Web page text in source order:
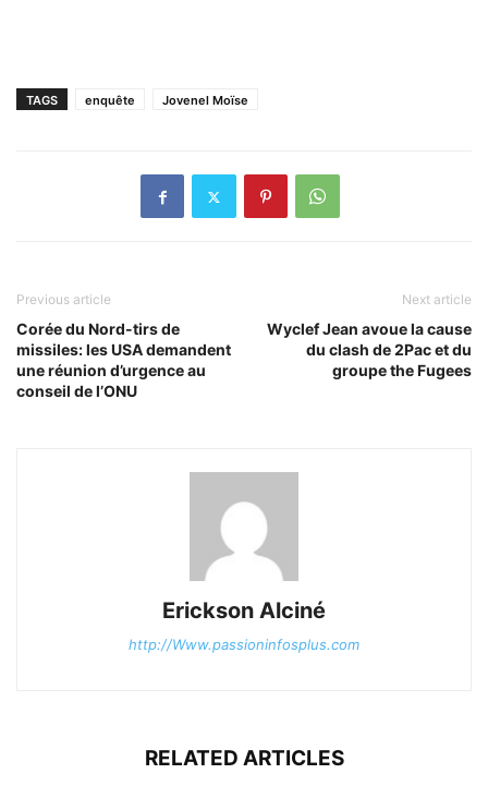
TAGS enquête Jovenel Moïse
Previous article
Corée du Nord-tirs de
missiles: les USA demandent
une réunion d’urgence au
conseil de l’ONU
Next article
Wyclef Jean avoue la cause
du clash de 2Pac et du
groupe the Fugees
Erickson Alciné
http://Www.passioninfosplus.com
RELATED ARTICLES